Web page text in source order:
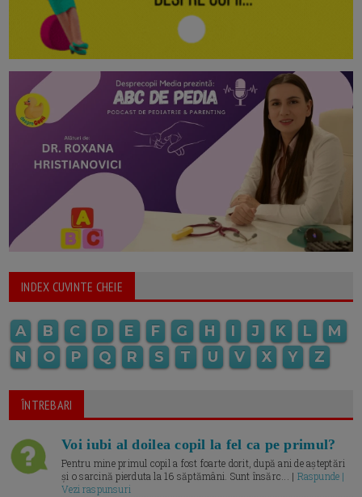
INDEX CUVINTE CHEIE
A B C D E F G H I J K L
M
N
O P Q R S T U V X Y Z
ÎNTREBARI
Voi iubi al doilea copil la fel ca pe primul?
Pentru mine primul copil a fost foarte dorit, după ani de așteptări
și o sarcină pierduta la 16 săptămâni. Sunt însărc... | Raspunde |
Vezi raspunsuri